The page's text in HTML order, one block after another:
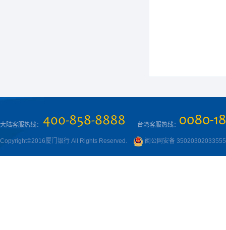
大陆客服热线： 台湾客服热线：
Copyright©2016厦门银行 All Rights Reserved. 闽公网安备